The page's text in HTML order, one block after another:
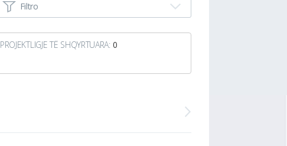
Filtro
PROJEKTLIGJE TË SHQYRTUARA: 0